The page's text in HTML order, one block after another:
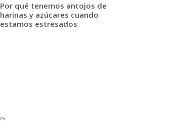
Por qué tenemos antojos de
harinas y azúcares cuando
estamos estresados